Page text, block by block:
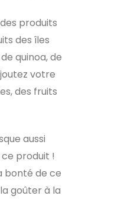
produits
des îles
quinoa, de
votre
des fruits
aussi
produit !
bonté de ce
goûter à la